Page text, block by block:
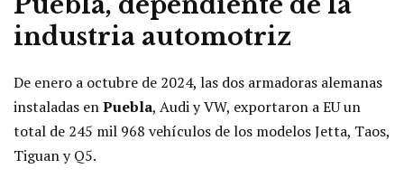
industria automotriz
De enero a octubre de 2024, las dos armadoras alemanas
instaladas enPuebla, Audi y VW, exportaron a EU un
total de 245 mil 968 vehículos de los modelos Jetta, Taos,
Tiguan y Q5.